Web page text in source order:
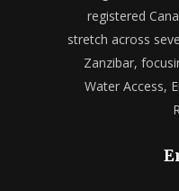
registered
stretch across
Zanzibar,
Water Access,